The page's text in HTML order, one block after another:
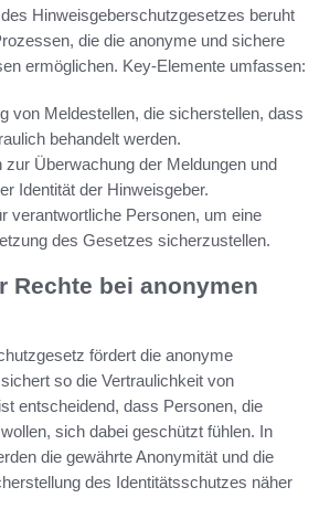
des Hinweisgeberschutzgesetzes beruht
die die anonyme und sichere
ermöglichen. Key-Elemente umfassen:
von Meldestellen, die sicherstellen, dass
behandelt werden.
zur Überwachung der Meldungen und
Identität der Hinweisgeber.
verantwortliche Personen, um eine
des Gesetzes sicherzustellen.
Rechte bei anonymen
fördert die anonyme
so die Vertraulichkeit von
entscheidend, dass Personen, die
sich dabei geschützt fühlen. In
die gewährte Anonymität und die
des Identitätsschutzes näher